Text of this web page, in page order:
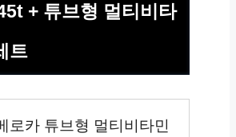
+ 튜브형 멀티비타
트
로카 튜브형 멀티비타민